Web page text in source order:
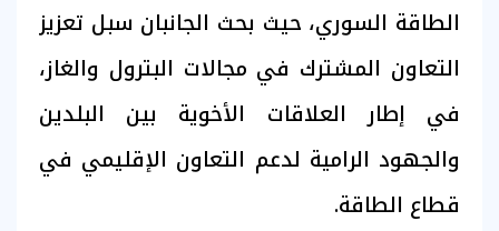
الطاقة السوري، حيث بحث الجانبان سبل تعزيز
التعاون المشترك في مجالات البترول والغاز،
في إطار العلاقات الأخوية بين البلدين
والجهود الرامية لدعم التعاون الإقليمي في
قطاع الطاقة.